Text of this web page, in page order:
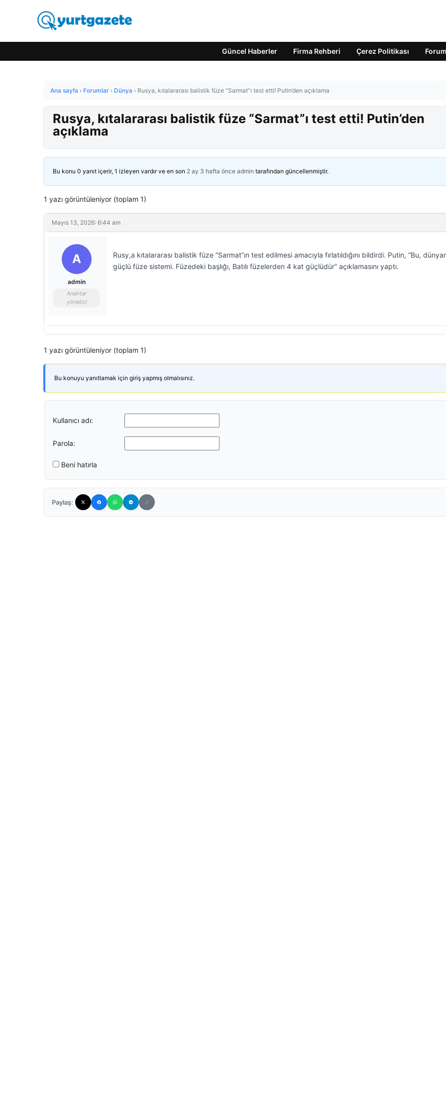
Güncel Haberler Firma Rehberi Çerez Politikası Forum
Ana sayfa › Forumlar › Dünya › Rusya, kıtalararası balistik füze “Sarmat”ı test etti! Putin’den açıklama
Rusya, kıtalararası balistik füze “Sarmat”ı test etti! Putin’den
açıklama
Bu konu 0 yanıt içerir, 1 izleyen vardır ve en son 2 ay 3 hafta önce admin tarafından güncellenmiştir.
1 yazı görüntüleniyor (toplam 1)
Mayıs 13, 2026: 6:44 am
A
admin
Anahtar
yönetici
Rusy,a kıtalararası balistik füze “Sarmat”ın test edilmesi amacıyla fırlatıldığını bildirdi. Putin, “Bu,
güçlü füze sistemi. Füzedeki başlığı, Batılı füzelerden 4 kat güçlüdür” açıklamasını yaptı.
1 yazı görüntüleniyor (toplam 1)
Bu konuyu yanıtlamak için giriş yapmış olmalısınız.
Kullanıcı adı:
Parola:
Beni hatırla
Paylaş: